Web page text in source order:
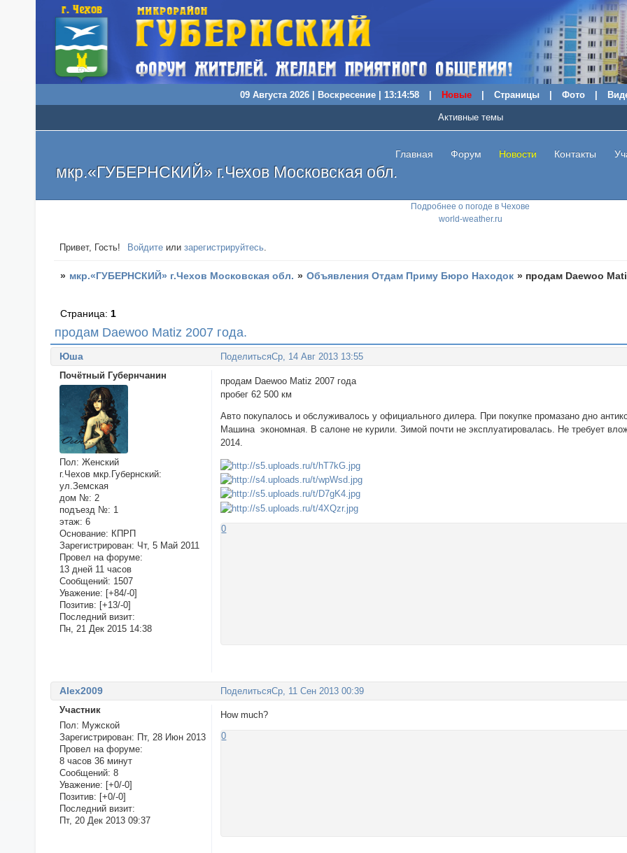
09 Августа 2026 | Воскресение | 13:14:59 Новые Страницы Фото
Подробнее о погоде в Чехове
world-weather.ru
мкр.«ГУБЕРНСКИЙ» г.Чехов Московская обл.
Главная Форум Новости Контакты
Активные темы
Привет, Гость! Войдите илизарегистрируйтесь.
» мкр.«ГУБЕРНСКИЙ» г.Чехов Московская обл. » Объявления Отдам Приму Бюро Находок » продам Daewoo
продам Daewoo Matiz 2007 года.
Страница: 1
ПоделитьсяСр, 14 Авг 2013 13:55
Юша
Почётный Губернчанин
Пол: Женский
г.Чехов мкр.Губернский:
ул.Земская
дом №: 2
подъезд №: 1
этаж: 6
Основание: КПРП
Зарегистрирован: Чт, 5 Май 2011
Провел на форуме:
13 дней 11 часов
Сообщений: 1507
Уважение: [+84/-0]
Позитив: [+13/-0]
Последний визит:
Пн, 21 Дек 2015 14:38
продам Daewoo Matiz 2007 года
пробег 62 500 км
Авто покупалось и обслуживалось у официального дилера. При покупке промазано дно
Машина экономная. В салоне не курили. Зимой почти не эксплуатировалась. Не требует
2014.
0
ПоделитьсяСр, 11 Сен 2013 00:39
Alex2009
Участник
Пол: Мужской
Зарегистрирован: Пт, 28 Июн 2013
Провел на форуме:
8 часов 36 минут
Сообщений: 8
Уважение: [+0/-0]
Позитив: [+0/-0]
Последний визит:
Пт, 20 Дек 2013 09:37
How much?
0